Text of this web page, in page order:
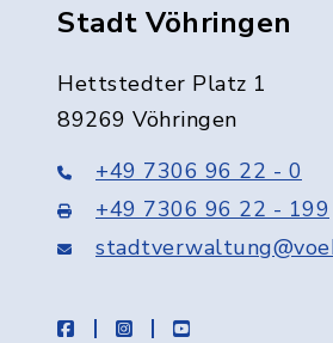
Stadt Vöhringen
Hettstedter Platz 1
89269 Vöhringen
+49 7306 96 22 - 0
+49 7306 96 22 - 199
facebookinstagramyoutube